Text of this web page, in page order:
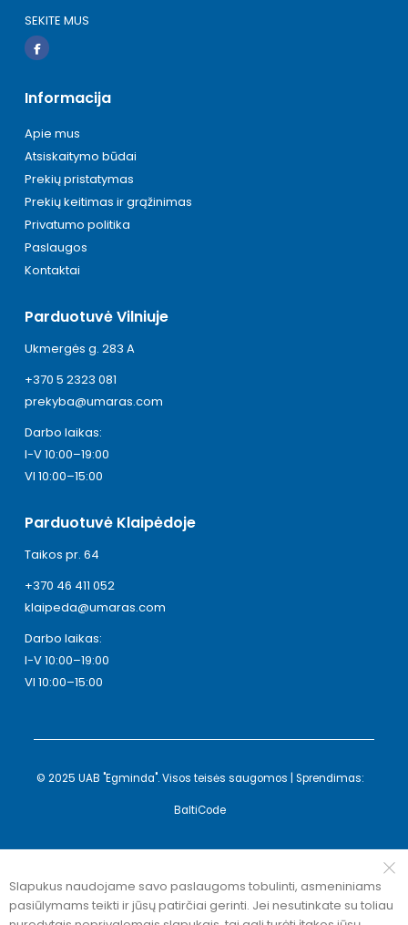
SEKITE MUS
Informacija
Apie mus
Atsiskaitymo būdai
Prekių pristatymas
Prekių keitimas ir grąžinimas
Privatumo politika
Paslaugos
Kontaktai
Parduotuvė Vilniuje
Ukmergės g. 283 A
+370 5 2323 081
prekyba@umaras.com
Darbo laikas:
I-V 10:00–19:00
VI 10:00–15:00
Parduotuvė Klaipėdoje
Taikos pr. 64
+370 46 411 052
klaipeda@umaras.com
Darbo laikas:
I-V 10:00–19:00
VI 10:00–15:00
© 2025 UAB "Egminda". Visos teisės saugomos | Sprendimas:
BaltiCode
Slapukus naudojame savo paslaugoms tobulinti, asmeniniams
pasiūlymams teikti ir jūsų patirčiai gerinti. Jei nesutinkate su toliau